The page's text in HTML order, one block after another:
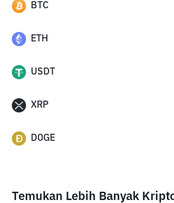
BTC
ETH
USDT
XRP
DOGE
Temukan Lebih Banyak